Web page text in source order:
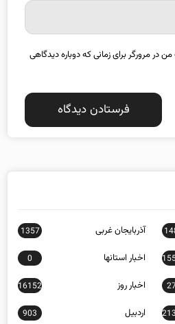
در مرورگر برای زمانی که دوباره دیدگاهی
اخبار استانها 0
اخبار روز 16152
اردبیل 903
اقتصادی 12118